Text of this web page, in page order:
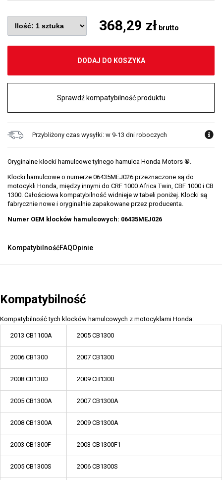
368,29 zł brutto
DODAJ DO KOSZYKA
Sprawdź kompatybilność produktu
Przybliżony czas wysyłki: w 9-13 dni roboczych
Oryginalne klocki hamulcowe tylnego hamulca Honda Motors ®.
Klocki hamulcowe o numerze 06435MEJ026 przeznaczone są do
motocykli Honda, między innymi do CRF 1000 Africa Twin, CBF 1000 i CB
1300. Całościowa kompatybilność widnieje w tabeli poniżej. Klocki są
fabrycznie nowe i oryginalnie zapakowane przez producenta.
Numer OEM klocków hamulcowych: 06435MEJ026
KompatybilnośćFAQOpinie
Kompatybilność
Kompatybilność tych klocków hamulcowych z motocyklami Honda:
2013 CB1100A 2005 CB1300
2006 CB1300 2007 CB1300
2008 CB1300 2009 CB1300
2005 CB1300A 2007 CB1300A
2008 CB1300A 2009 CB1300A
2003 CB1300F 2003 CB1300F1
2005 CB1300S 2006 CB1300S